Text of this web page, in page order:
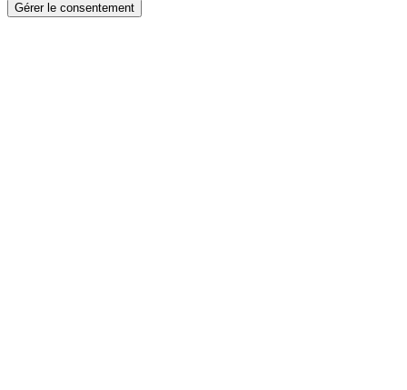
Gérer le consentement